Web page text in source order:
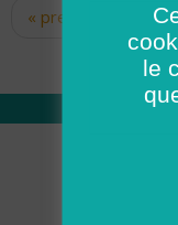
Pages
« premier ‹
14
le